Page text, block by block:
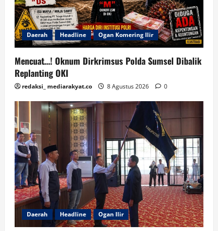
Daerah Headline Ogan Komering Ilir
Mencuat…! Oknum Dirkrimsus Polda Sumsel Dibalik
Replanting OKI
redaksi_ mediarakyat.co 8 Agustus 2026 0
Daerah Headline Ogan Ilir